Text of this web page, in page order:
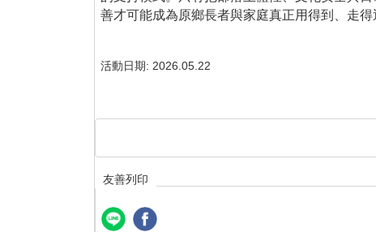
善才可能成為原鄉長者與家庭真正用得到、走得
活動日期: 2026.05.22
友善列印